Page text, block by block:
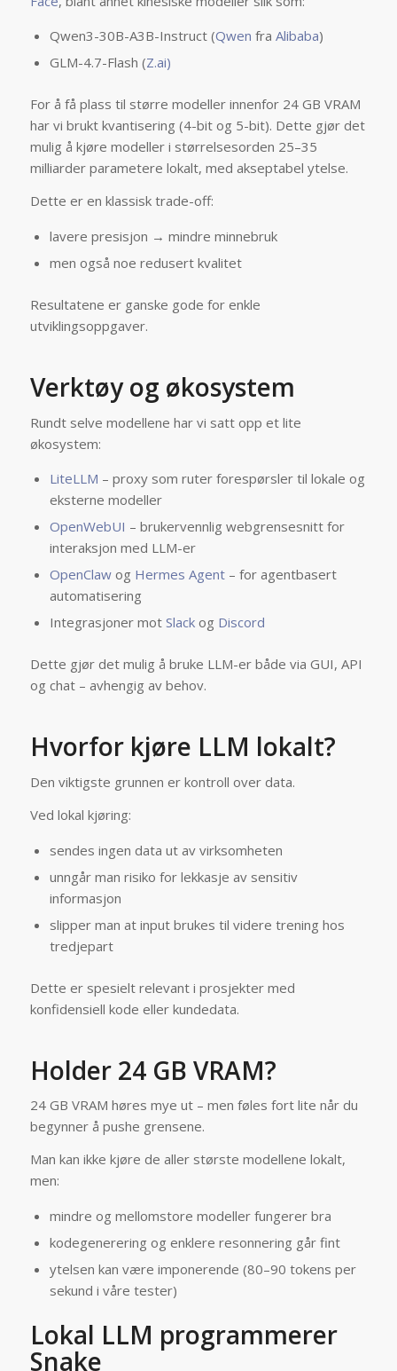
Qwen3-30B-A3B-Instruct (Qwen fra Alibaba)
GLM-4.7-Flash (Z.ai)
For å få plass til større modeller innenfor 24 GB VRAM
har vi brukt kvantisering (4-bit og 5-bit). Dette gjør det
mulig å kjøre modeller i størrelsesorden 25–35
milliarder parametere lokalt, med akseptabel ytelse.
Dette er en klassisk trade-off:
lavere presisjon → mindre minnebruk
men også noe redusert kvalitet
Resultatene er ganske gode for enkle
utviklingsoppgaver.
Verktøy og økosystem
Rundt selve modellene har vi satt opp et lite
økosystem:
LiteLLM – proxy som ruter forespørsler til lokale og
eksterne modeller
OpenWebUI – brukervennlig webgrensesnitt for
interaksjon med LLM-er
OpenClawog Hermes Agent– for agentbasert
automatisering
Integrasjoner mot Slackog Discord
Dette gjør det mulig å bruke LLM-er både via GUI, API
og chat – avhengig av behov.
Hvorfor kjøre LLM lokalt?
Den viktigste grunnen er kontroll over data.
Ved lokal kjøring:
sendes ingen data ut av virksomheten
unngår man risiko for lekkasje av sensitiv
informasjon
slipper man at input brukes til videre trening hos
tredjepart
Dette er spesielt relevant i prosjekter med
konfidensiell kode eller kundedata.
Holder 24 GB VRAM?
24 GB VRAM høres mye ut – men føles fort lite når du
begynner å pushe grensene.
Man kan ikke kjøre de aller største modellene lokalt,
men:
mindre og mellomstore modeller fungerer bra
kodegenerering og enklere resonnering går fint
ytelsen kan være imponerende (80–90 tokens per
sekund i våre tester)
Lokal LLM programmerer
Snake